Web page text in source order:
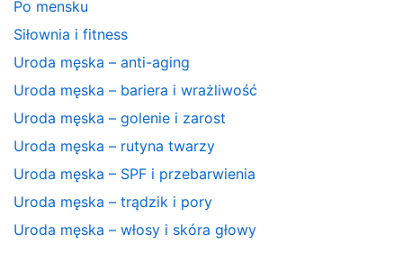
Po mensku
Siłownia i fitness
Uroda męska – anti-aging
Uroda męska – bariera i wrażliwość
Uroda męska – golenie i zarost
Uroda męska – rutyna twarzy
Uroda męska – SPF i przebarwienia
Uroda męska – trądzik i pory
Uroda męska – włosy i skóra głowy